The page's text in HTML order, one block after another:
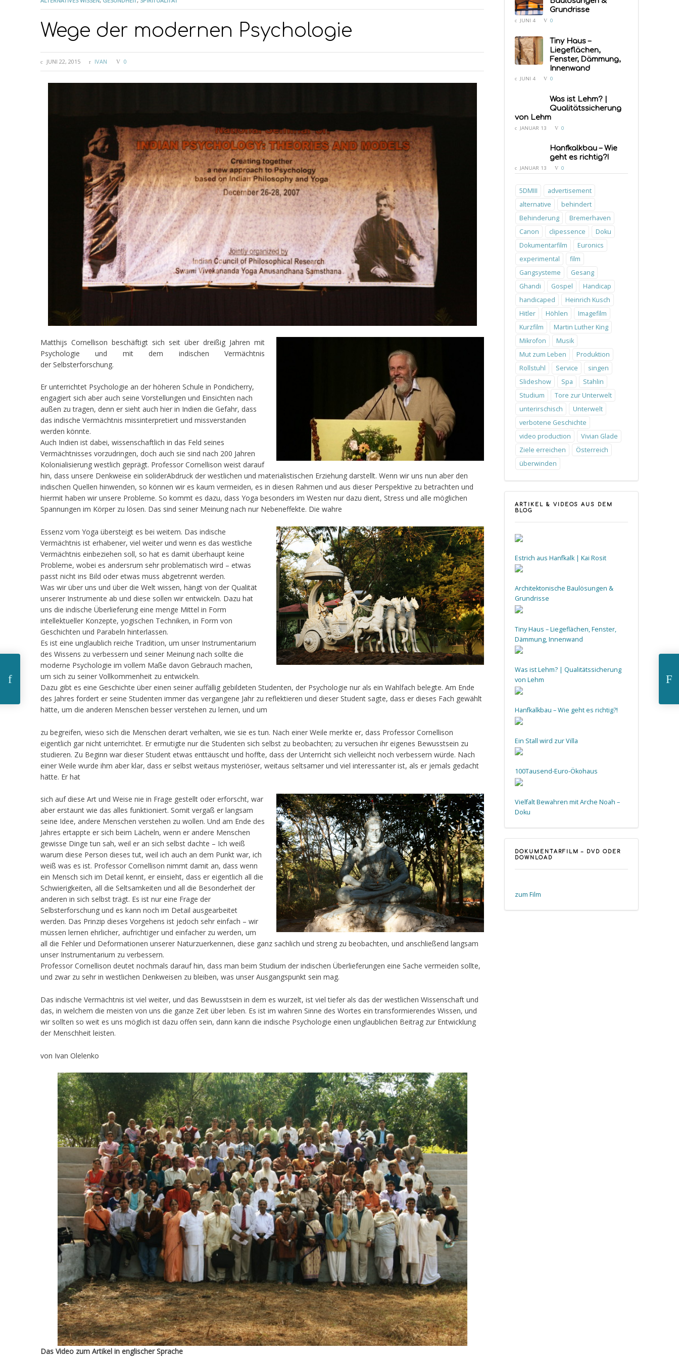
Wege der modernen Psychologie
JUNI 22, 2015 IVAN 0
Matthijs Cornellison beschäftigt sich seit über dreißig Jahren mit
Psychologie und mit dem indischen Vermächtnis
der Selbsterforschung.
Er unterrichtet Psychologie an der höheren Schule in Pondicherry,
engagiert sich aber auch seine Vorstellungen und Einsichten nach
außen zu tragen, denn er sieht auch hier in Indien die Gefahr, dass
das indische Vermächtnis missinterpretiert und missverstanden
werden könnte.
Auch Indien ist dabei, wissenschaftlich in das Feld seines
Vermächtnisses vorzudringen, doch auch sie sind nach 200 Jahren
Kolonialisierung westlich geprägt. Professor Cornellison weist darauf
hin, dass unsere Denkweise ein soliderAbdruck der westlichen und materialistischen Erziehung darstellt. Wenn wir uns nun aber den
indischen Quellen hinwenden, so können wir es kaum vermeiden, es in diesen Rahmen und aus dieser Perspektive zu betrachten und
hiermit haben wir unsere Probleme. So kommt es dazu, dass Yoga besonders im Westen nur dazu dient, Stress und alle möglichen
Spannungen im Körper zu lösen. Das sind seiner Meinung nach nur Nebeneffekte. Die wahre
Essenz vom Yoga übersteigt es bei weitem. Das indische
Vermächtnis ist erhabener, viel weiter und wenn es das westliche
Vermächtnis einbeziehen soll, so hat es damit überhaupt keine
Probleme, wobei es andersrum sehr problematisch wird – etwas
passt nicht ins Bild oder etwas muss abgetrennt werden.
Was wir über uns und über die Welt wissen, hängt von der Qualität
unserer Instrumente ab und diese sollen wir entwickeln. Dazu hat
uns die indische Überlieferung eine menge Mittel in Form
intellektueller Konzepte, yogischen Techniken, in Form von
Geschichten und Parabeln hinterlassen.
Es ist eine unglaublich reiche Tradition, um unser Instrumentarium
des Wissens zu verbessern und seiner Meinung nach sollte die
moderne Psychologie im vollem Maße davon Gebrauch machen,
um sich zu seiner Vollkommenheit zu entwickeln.
Dazu gibt es eine Geschichte über einen seiner auffällig gebildeten Studenten, der Psychologie nur als ein Wahlfach belegte. Am Ende
des Jahres fordert er seine Studenten immer das vergangene Jahr zu reflektieren und dieser Student sagte, dass er dieses Fach gewählt
hätte, um die anderen Menschen besser verstehen zu lernen, und um
zu begreifen, wieso sich die Menschen derart verhalten, wie sie es tun. Nach einer Weile merkte er, dass Professor Cornellison
eigentlich gar nicht unterrichtet. Er ermutigte nur die Studenten sich selbst zu beobachten; zu versuchen ihr eigenes Bewusstsein zu
studieren. Zu Beginn war dieser Student etwas enttäuscht und hoffte, dass der Unterricht sich vielleicht noch verbessern würde. Nach
einer Weile wurde ihm aber klar, dass er selbst weitaus mysteriöser, weitaus seltsamer und viel interessanter ist, als er jemals gedacht
hätte. Er hat
sich auf diese Art und Weise nie in Frage gestellt oder erforscht, war
aber erstaunt wie das alles funktioniert. Somit vergaß er langsam
seine Idee, andere Menschen verstehen zu wollen. Und am Ende des
Jahres ertappte er sich beim Lächeln, wenn er andere Menschen
gewisse Dinge tun sah, weil er an sich selbst dachte – Ich weiß
warum diese Person dieses tut, weil ich auch an dem Punkt war, ich
weiß was es ist. Professor Cornellison nimmt damit an, dass wenn
ein Mensch sich im Detail kennt, er einsieht, dass er eigentlich all die
Schwierigkeiten, all die Seltsamkeiten und all die Besonderheit der
anderen in sich selbst trägt. Es ist nur eine Frage der
Selbsterforschung und es kann noch im Detail ausgearbeitet
werden. Das Prinzip dieses Vorgehens ist jedoch sehr einfach – wir
müssen lernen ehrlicher, aufrichtiger und einfacher zu werden, um
all die Fehler und Deformationen unserer Naturzuerkennen, diese ganz sachlich und streng zu beobachten, und anschließend langsam
unser Instrumentarium zu verbessern.
Professor Cornellison deutet nochmals darauf hin, dass man beim Studium der indischen Überlieferungen eine Sache vermeiden sollte,
und zwar zu sehr in westlichen Denkweisen zu bleiben, was unser Ausgangspunkt sein mag.
Das indische Vermächtnis ist viel weiter, und das Bewusstsein in dem es wurzelt, ist viel tiefer als das der westlichen Wissenschaft und
das, in welchem die meisten von uns die ganze Zeit über leben. Es ist im wahren Sinne des Wortes ein transformierendes Wissen, und
wir sollten so weit es uns möglich ist dazu offen sein, dann kann die indische Psychologie einen unglaublichen Beitrag zur Entwicklung
der Menschheit leisten.
von Ivan Olelenko
Das Video zum Artikel in englischer Sprache
Grundrisse
JUNI 4 0
Tiny Haus –
Liegeflächen,
Fenster, Dämmung,
Innenwand
JUNI 4
COMMENTS:
0
Was ist Lehm? |
Qualitätssicherung
von Lehm
JANUAR 13
COMMENTS:
0
Hanfkalkbau – Wie
geht es richtig?!
JANUAR 13
COMMENTS:
0
5DMIII
advertisement
alternative
behindert
Behinderung
Bremerhaven
Canon
clipessence
Doku
Dokumentarfilm
Euronics
experimental
film
Gangsysteme
Gesang
Ghandi
Gospel
Handicap
handicaped
Heinrich Kusch
Hitler
Höhlen
Imagefilm
Kurzfilm
Martin Luther King
Mikrofon
Musik
Mut zum Leben
Produktion
Rollstuhl
Service
singen
Slideshow
Spa
Stahlin
Studium
Tore zur Unterwelt
unterirschisch
Unterwelt
verbotene Geschichte
video production
Vivian Glade
Ziele erreichen
Österreich
überwinden
ARTIKEL & VIDEOS AUS DEM
BLOG
Estrich aus Hanfkalk | Kai Rosit
Architektonische Baulösungen &
Grundrisse
Tiny Haus – Liegeflächen, Fenster,
Dämmung, Innenwand
Was ist Lehm? | Qualitätssicherung
von Lehm
Hanfkalkbau – Wie geht es richtig?!
Ein Stall wird zur Villa
100Tausend-Euro-Ökohaus
Vielfalt Bewahren mit Arche Noah –
Doku
DOKUMENTARFILM – DVD ODER
DOWNLOAD
zum Film
ERDÖL ist
KNAPP???
Enthüllendes
Interview